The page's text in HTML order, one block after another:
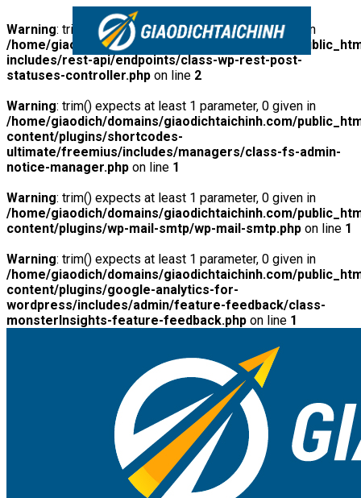
Warning: trim() expects at least 1 parameter, 0 given in
/home/giaodich/domains/giaodichtaichinh.com/
includes/rest-api/endpoints/class-wp-rest-post-
statuses-controller.php on line 2
Warning: trim() expects at least 1 parameter, 0 given in
/home/giaodich/domains/giaodichtaichinh.com/
content/plugins/shortcodes-
ultimate/freemius/includes/managers/class-fs-admin-
notice-manager.php on line 1
Warning: trim() expects at least 1 parameter, 0 given in
/home/giaodich/domains/giaodichtaichinh.com/
content/plugins/wp-mail-smtp/wp-mail-smtp.php on line 1
Warning: trim() expects at least 1 parameter, 0 given in
/home/giaodich/domains/giaodichtaichinh.com/
content/plugins/google-analytics-for-
wordpress/includes/admin/feature-feedback/class-
monsterInsights-feature-feedback.php on line 1